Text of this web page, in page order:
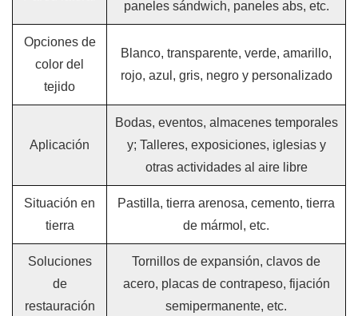
paneles sándwich, paneles abs, etc.
Opciones de
color del
tejido
Blanco, transparente, verde, amarillo,
rojo, azul, gris, negro y personalizado
Aplicación
Bodas, eventos, almacenes temporales
y; Talleres, exposiciones, iglesias y
otras actividades al aire libre
Situación en
tierra
Pastilla, tierra arenosa, cemento, tierra
de mármol, etc.
Soluciones
de
restauración
Tornillos de expansión, clavos de
acero, placas de contrapeso, fijación
semipermanente, etc.